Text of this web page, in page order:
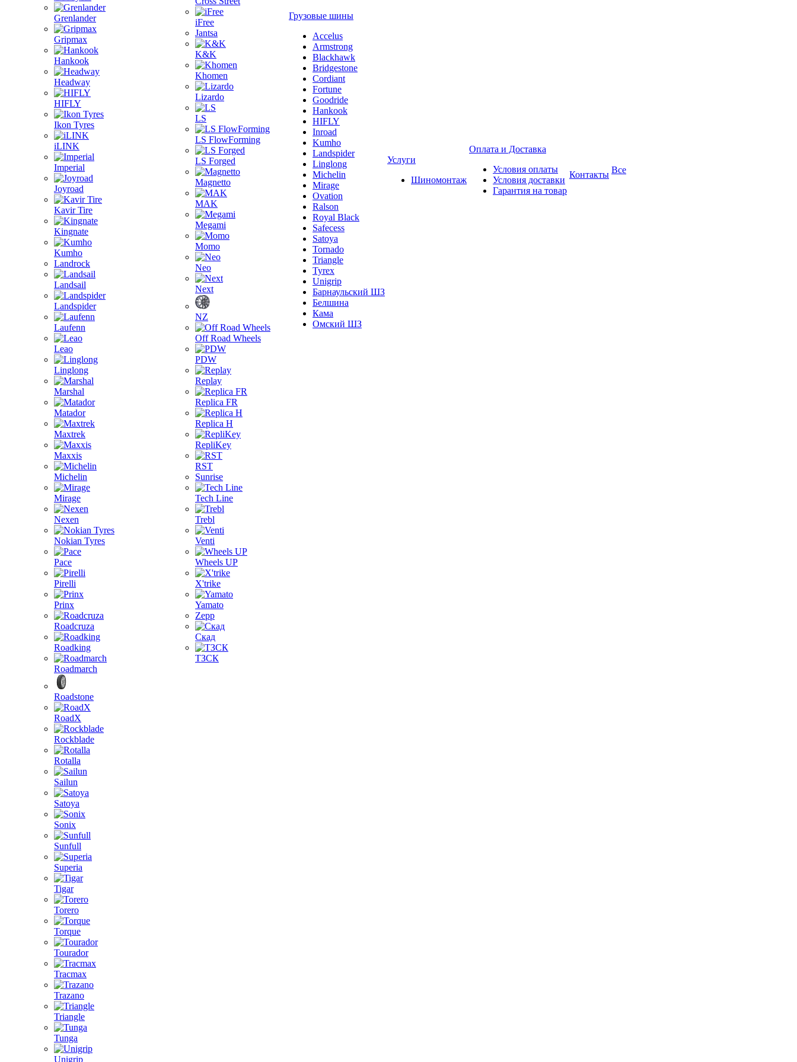
Grenlander
Gripmax
Hankook
Headway
HIFLY
Ikon Tyres
iLINK
Imperial
Joyroad
Kavir Tire
Kingnate
Kumho
Landrock
Landsail
Landspider
Laufenn
Leao
Linglong
Marshal
Matador
Maxtrek
Maxxis
Michelin
Mirage
Nexen
Nokian Tyres
Pace
Pirelli
Prinx
Roadcruza
Roadking
Roadmarch
Roadstone
RoadX
Rockblade
Rotalla
Sailun
Satoya
Sonix
Sunfull
Superia
Tigar
Torero
Torque
Tourador
Tracmax
Trazano
Triangle
Tunga
Unigrip
iFree
Jantsa
K&K
Khomen
Lizardo
LS
LS FlowForming
LS Forged
Magnetto
MAK
Megami
Momo
Neo
Next
NZ
Off Road Wheels
PDW
Replay
Replica FR
Replica H
RepliKey
RST
Sunrise
Tech Line
Trebl
Venti
Wheels UP
X'trike
Yamato
Zepp
Скад
ТЗСК
Грузовые шины
Accelus
Armstrong
Blackhawk
Bridgestone
Cordiant
Fortune
Goodride
Hankook
HIFLY
Inroad
Kumho
Landspider
Linglong
Michelin
Mirage
Ovation
Ralson
Royal Black
Safecess
Satoya
Tornado
Triangle
Tyrex
Unigrip
Барнаульский ШЗ
Белшина
Кама
Омский ШЗ
Услуги
Шиномонтаж
Оплата и Доставка
Условия оплаты
Условия доставки
Гарантия на товар
Контакты Все